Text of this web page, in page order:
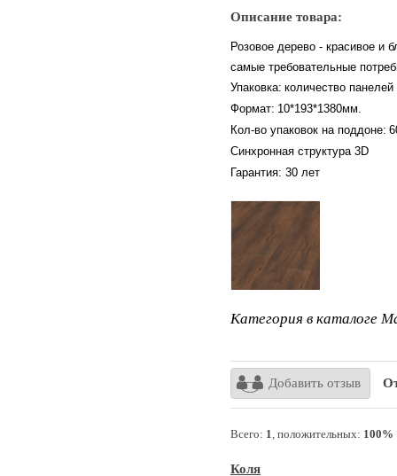
Описание товара:
Розовое дерево - красивое и
самые требовательные
Упаковка: количество
Формат: 10*193*1380мм.
Кол-во упаковок на поддоне:
Синхронная структура 3D
Гарантия: 30 лет
Категория в каталоге
Добавить отзыв
Всего: 1, положительных: 100%
Коля